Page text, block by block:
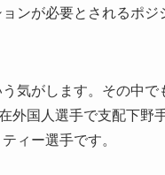
ンが必要とされるポジ
気がします。その中
外国人選手で支配下野
ィー選手です。